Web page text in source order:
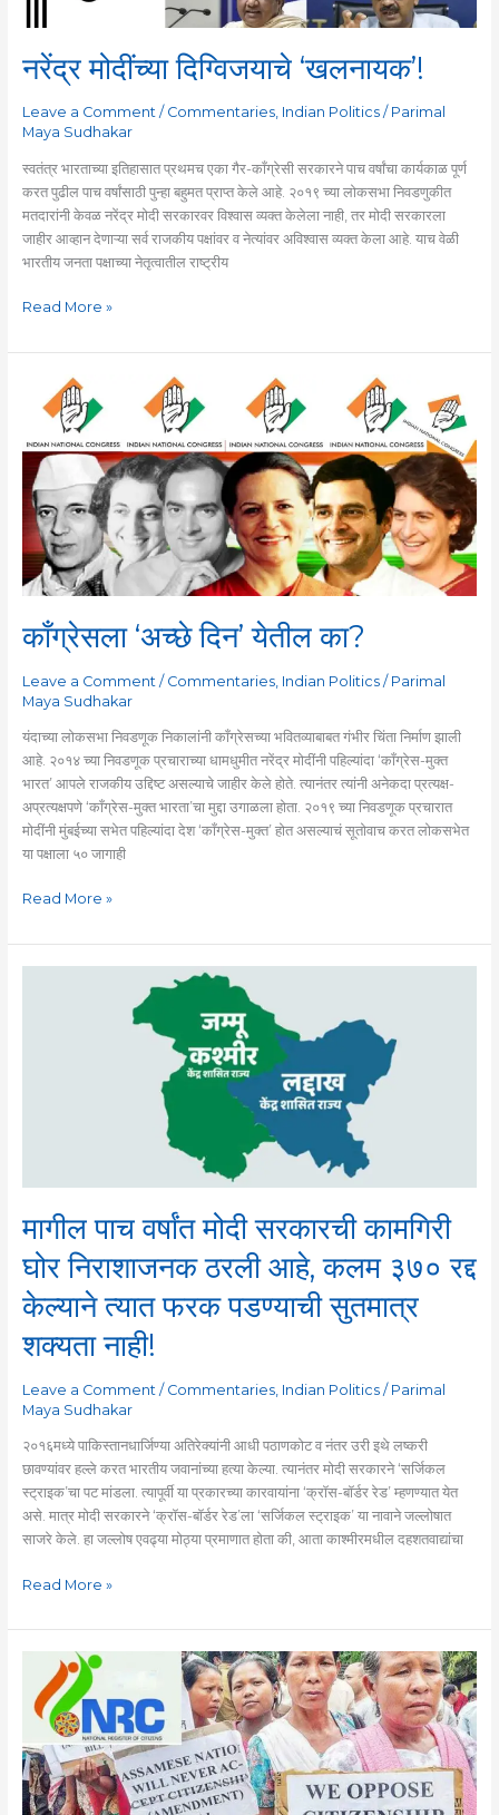
नरेंद्र मोदींच्या दिग्विजयाचे ‘खलनायक’!
Leave a Comment / Commentaries, Indian Politics/ Parimal
Maya Sudhakar
स्वतंत्र भारताच्या इतिहासात प्रथमच एका गैर-काँग्रेसी सरकारने पाच वर्षांचा कार्यकाळ पूर्ण
करत पुढील पाच वर्षांसाठी पुन्हा बहुमत प्राप्त केले आहे. २०१९ च्या लोकसभा निवडणुकीत
मतदारांनी केवळ नरेंद्र मोदी सरकारवर विश्वास व्यक्त केलेला नाही, तर मोदी सरकारला
जाहीर आव्हान देणाऱ्या सर्व राजकीय पक्षांवर व नेत्यांवर अविश्वास व्यक्त केला आहे. याच वेळी
भारतीय जनता पक्षाच्या नेतृत्वातील राष्ट्रीय
Read More »
काँग्रेसला ‘अच्छे दिन’ येतील का?
Leave a Comment / Commentaries, Indian Politics/ Parimal
Maya Sudhakar
यंदाच्या लोकसभा निवडणूक निकालांनी काँग्रेसच्या भवितव्याबाबत गंभीर चिंता निर्माण झाली
आहे. २०१४ च्या निवडणूक प्रचाराच्या धामधुमीत नरेंद्र मोदींनी पहिल्यांदा ‘काँग्रेस-मुक्त
भारत’ आपले राजकीय उद्दिष्ट असल्याचे जाहीर केले होते. त्यानंतर त्यांनी अनेकदा प्रत्यक्ष-
अप्रत्यक्षपणे ‘काँग्रेस-मुक्त भारता’चा मुद्दा उगाळला होता. २०१९ च्या निवडणूक प्रचारात
मोदींनी मुंबईच्या सभेत पहिल्यांदा देश ‘काँग्रेस-मुक्त’ होत असल्याचं सूतोवाच करत लोकसभेत
या पक्षाला ५० जागाही
काँग्रेसला
‘अच्छे
येतील
का?
Read More »
मागील पाच वर्षांत मोदी सरकारची कामगिरी
घोर निराशाजनक ठरली आहे, कलम ३७० रद्द
केल्याने त्यात फरक पडण्याची सुतमात्र
शक्यता नाही!
Leave a Comment / Commentaries, Indian Politics/ Parimal
Maya Sudhakar
२०१६मध्ये पाकिस्तानधार्जिण्या अतिरेक्यांनी आधी पठाणकोट व नंतर उरी इथे लष्करी
छावण्यांवर हल्ले करत भारतीय जवानांच्या हत्या केल्या. त्यानंतर मोदी सरकारने ‘सर्जिकल
स्ट्राइक’चा पट मांडला. त्यापूर्वी या प्रकारच्या कारवायांना ‘क्रॉस-बॉर्डर रेड’ म्हणण्यात येत
असे. मात्र मोदी सरकारने ‘क्रॉस-बॉर्डर रेड’ला ‘सर्जिकल स्ट्राइक’ या नावाने जल्लोषात
साजरे केले. हा जल्लोष एवढ्या मोठ्या प्रमाणात होता की, आता काश्मीरमधील दहशतवाद्यांचा
आहे,
३७०
रद्द
केल्याने
त्यात
पडण्याची
शक्यता
नाही!
Read More »
‘नागरिकत्व
(संशोधन)
विधेयक’
होवो-
न
होवो,